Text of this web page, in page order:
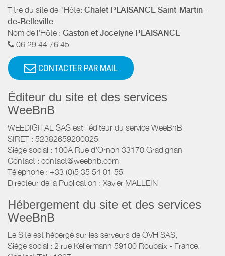
Titre du site de l'Hôte: Chalet PLAISANCE Saint-Martin-
de-Belleville
Nom de l'Hôte : Gaston et Jocelyne PLAISANCE
06 29 44 76 45
CONTACTER PAR MAIL
Éditeur du site et des services
WeeBnB
WEEDIGITAL SAS est l'éditeur du service WeeBnB
SIRET : 52382659200025
Siège social : 100A Rue d'Ornon 33170 Gradignan
Contact : contact@weebnb.com
Téléphone : +33 (0)5 35 54 01 55
Directeur de la Publication : Xavier MALLEIN
Hébergement du site et des services
WeeBnB
Le Site est hébergé sur les serveurs de OVH SAS,
Siège social : 2 rue Kellermann 59100 Roubaix - France.